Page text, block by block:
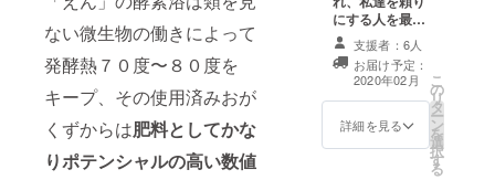
ない微生物の働きによって
発酵熱７０度〜８０度を
キープ、その使用済みおが
くずからは肥料としてかな
りポテンシャルの高い数値
（土・
水・
火・
風）を
香り
（嗅
覚）で
届けた
い！ ＜
を使わ
ずに、
ヌカや
もみ殻
燻炭、
吉野の
などか
ら作っ
法で
す。 浴
槽に敷
き詰め
られた
ダーの
中に体
にする人を最優
先に考え、懸命
に栽培してきま
した。これから
もその信念は、
曲げられない。
私達は、この農
支援者：6人
お届け予定：
2020年02月
詳細を見る
こ
の
リ
タ
ー
ン
を
選
択
す
る